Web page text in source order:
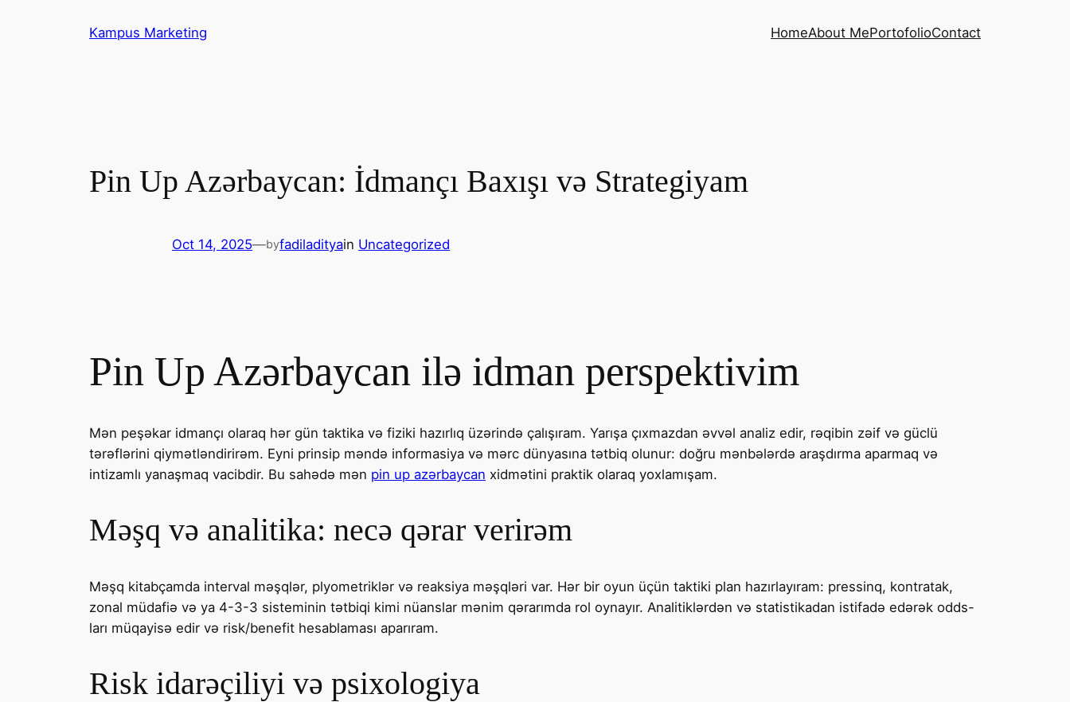
Kampus Marketing HomeAbout MePortofolioContact
Pin Up Azərbaycan: İdmançı Baxışı və Strategiyam
Oct 14, 2025—byfadiladityain Uncategorized
Pin Up Azərbaycan ilə idman perspektivim
Mən peşəkar idmançı olaraq hər gün taktika və fiziki hazırlıq üzərində çalışıram. Yarışa çıxmazdan əvvəl analiz edir, rəqibin zəif və güclü
tərəflərini qiymətləndirirəm. Eyni prinsip məndə informasiya və mərc dünyasına tətbiq olunur: doğru mənbələrdə araşdırma aparmaq və
intizamlı yanaşmaq vacibdir. Bu sahədə mən pin up azərbaycan xidmətini praktik olaraq yoxlamışam.
Məşq və analitika: necə qərar verirəm
Məşq kitabçamda interval məşqlər, plyometriklər və reaksiya məşqləri var. Hər bir oyun üçün taktiki plan hazırlayıram: pressinq, kontratak,
zonal müdafiə və ya 4-3-3 sisteminin tətbiqi kimi nüanslar mənim qərarımda rol oynayır. Analitiklərdən və statistikadan istifadə edərək odds-
ları müqayisə edir və risk/benefit hesablaması aparıram.
Risk idarəçiliyi və psixologiya